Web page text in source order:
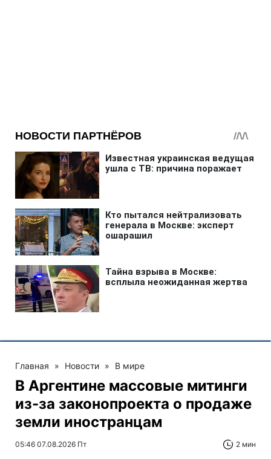
Главная » Новости » В мире
В Аргентине массовые митинги
из-за законопроекта о продаже
земли иностранцам
05:46 07.08.2026 Пт 2 мин